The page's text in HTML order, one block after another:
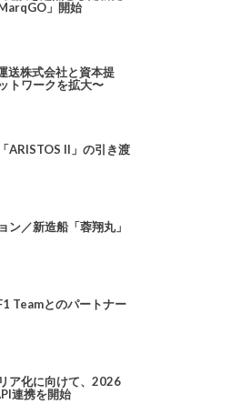
」開始
株式会社と資本提
トワークを拡大〜
ARISTOS II」の引き渡
ン／新造船「蓉翔丸」
Teamとのパートナー
ア化に向けて、2026
連携を開始